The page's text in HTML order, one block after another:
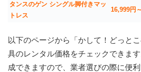
タンスのゲン シングル脚付きマッ
トレス
16,999円～
以下のページから「かして！どっと
具のレンタル価格をチェックできま
成できますので、業者選びの際に便利